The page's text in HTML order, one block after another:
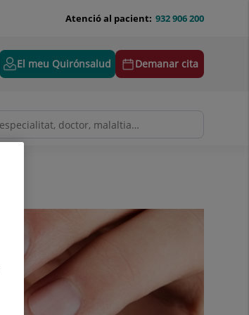
932 906 200
Atenció al pacient:
El meu Quirónsalud Demanar cita